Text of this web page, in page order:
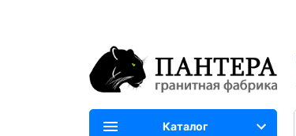
Каталог